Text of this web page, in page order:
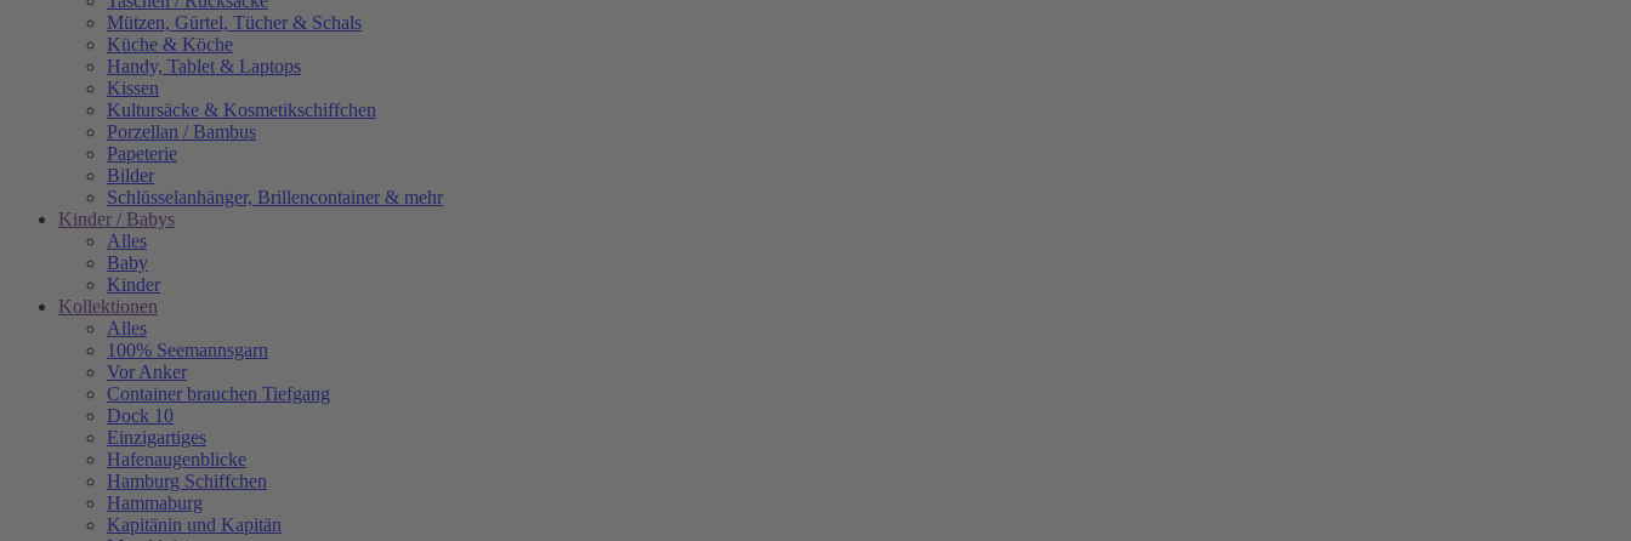
Mützen, Gürtel, Tücher & Schals
Küche & Köche
Handy, Tablet & Laptops
Kissen
Kultursäcke & Kosmetikschiffchen
Porzellan / Bambus
Papeterie
Bilder
Schlüsselanhänger, Brillencontainer & mehr
Kinder / Babys
Alles
Baby
Kinder
Kollektionen
Alles
100% Seemannsgarn
Vor Anker
Container brauchen Tiefgang
Dock 10
Einzigartiges
Hafenaugen­blicke
Hamburg Schiffchen
Hammaburg
Kapitänin und Kapitän